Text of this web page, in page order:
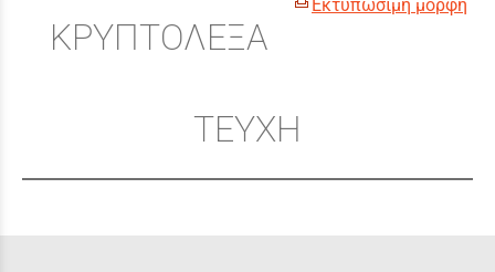
Εκτυπώσιμη μορφή
ΚΡΥΠΤΟΛΕΞΑ
ΤΕΥΧΗ